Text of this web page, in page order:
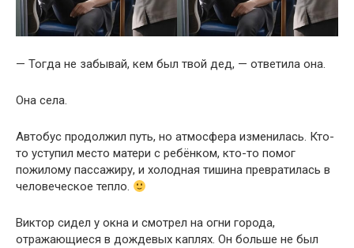
— Тогда не забывай, кем был твой дед, — ответила она.
Она села.
Автобус продолжил путь, но атмосфера изменилась. Кто-
то уступил место матери с ребёнком, кто-то помог
пожилому пассажиру, и холодная тишина превратилась в
человеческое тепло.
Виктор сидел у окна и смотрел на огни города,
отражающиеся в дождевых каплях. Он больше не был